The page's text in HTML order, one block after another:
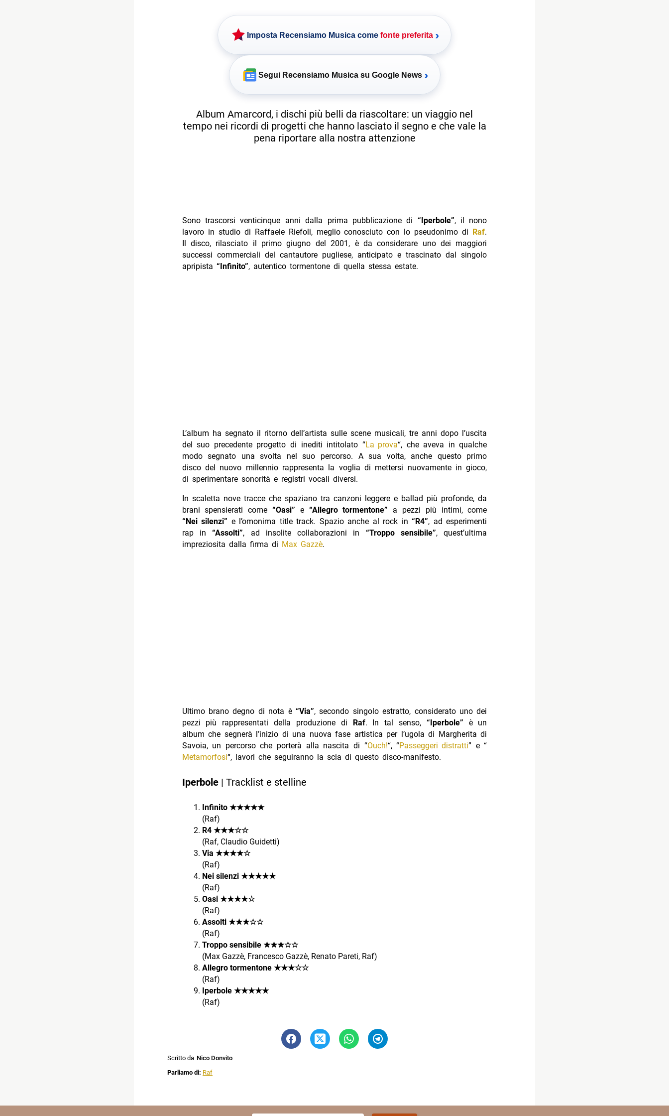
Imposta Recensiamo Musica come fonte preferita ›
Segui Recensiamo Musica su Google News ›
Album Amarcord, i dischi più belli da riascoltare: un viaggio nel
tempo nei ricordi di progetti che hanno lasciato il segno e che vale la
pena riportare alla nostra attenzione
Sono trascorsi venticinque anni dalla prima pubblicazione di “Iperbole”, il nono
lavoro in studio di Raffaele Riefoli, meglio conosciuto con lo pseudonimo di
Raf.
Il disco, rilasciato il primo giugno del 2001, è da considerare uno dei maggiori
successi commerciali del cantautore pugliese, anticipato e trascinato dal singolo
apripista “Infinito”, autentico tormentone di quella stessa estate.
L’album ha segnato il ritorno dell’artista sulle scene musicali, tre anni dopo l’uscita
del suo precedente progetto di inediti intitolato “La prova“, che aveva in qualche
modo segnato una svolta nel suo percorso. A sua volta, anche questo primo
disco del nuovo millennio rappresenta la voglia di mettersi nuovamente in gioco,
di sperimentare sonorità e registri vocali diversi.
In scaletta nove tracce che spaziano tra canzoni leggere e ballad più profonde, da
brani spensierati come “Oasi” e “Allegro tormentone” a pezzi più intimi, come
“Nei silenzi” e l’omonima title track. Spazio anche al rock in“R4”, ad esperimenti
rap in“Assolti”, ad insolite collaborazioni in “Troppo sensibile”, quest’ultima
impreziosita dalla firma di Max Gazzè.
Ultimo brano degno di nota è “Via”, secondo singolo estratto, considerato uno dei
pezzi più rappresentati della produzione di
Raf. In tal senso, “Iperbole” è un
album che segnerà l’inizio di una nuova fase artistica per l’ugola di Margherita di
Savoia, un percorso che porterà alla nascita di “Ouch!“, “Passeggeri distratti” e “
Metamorfosi“, lavori che seguiranno la scia di questo disco-manifesto.
Iperbole| Tracklist e stelline
Infinito ★★★★★
(Raf)
R4 ★★★☆☆
(Raf, Claudio Guidetti)
Via ★★★★☆
(Raf)
Nei silenzi ★★★★★
(Raf)
Oasi ★★★★☆
(Raf)
Assolti ★★★☆☆
(Raf)
Troppo sensibile ★★★☆☆
(Max Gazzè, Francesco Gazzè, Renato Pareti, Raf)
Allegro tormentone ★★★☆☆
(Raf)
Iperbole ★★★★★
(Raf)
Scritto da Nico Donvito
Parliamo di: Raf